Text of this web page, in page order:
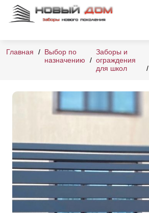
Главная
Выбор по
назначению
Заборы и
ограждения
для школ